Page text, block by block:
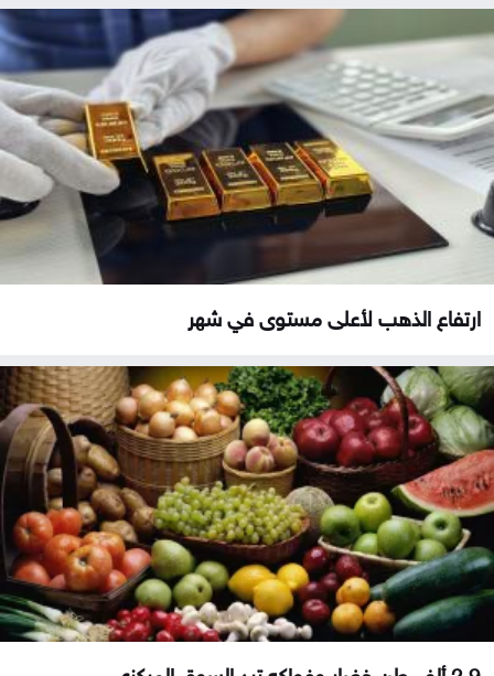
ارتفاع الذهب لأعلى مستوى في شهر